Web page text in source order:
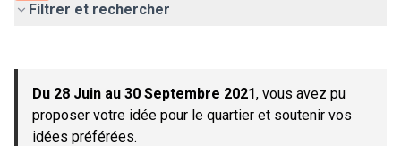
Filtrer et rechercher
−
Du 28 Juin au 30 Septembre 2021, vous avez pu
proposer votre idée pour le quartier et soutenir vos
idées préférées.